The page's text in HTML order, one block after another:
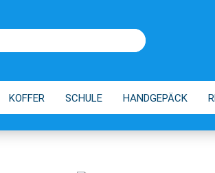
KOFFER SCHULE HANDGEPÄCK
TIPPS